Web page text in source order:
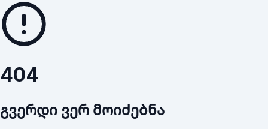
404
გვერდი ვერ მოიძებნა